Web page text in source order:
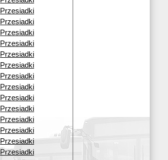
Przesiadki
Przesiadki
Przesiadki
Przesiadki
Przesiadki
Przesiadki
Przesiadki
Przesiadki
Przesiadki
Przesiadki
Przesiadki
Przesiadki
Przesiadki
Przesiadki